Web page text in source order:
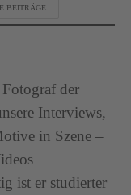
BEITRÄGE
der
Interviews,
in Szene –
ist er studierter